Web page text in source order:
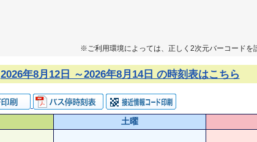
※ご利用環境によっては、正しく2次元バーコードを
2026年8月12日 ～2026年8月14日 の時刻表はこちら
土曜